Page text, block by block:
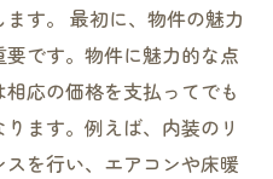
す。 最初に、物件の魅力
です。物件に魅力的な点
応の価格を支払ってでも
ます。例えば、内装のリ
を行い、エアコンや床暖